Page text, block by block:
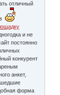
отличный
и не
постоянно
конкурент
анкет,
форма